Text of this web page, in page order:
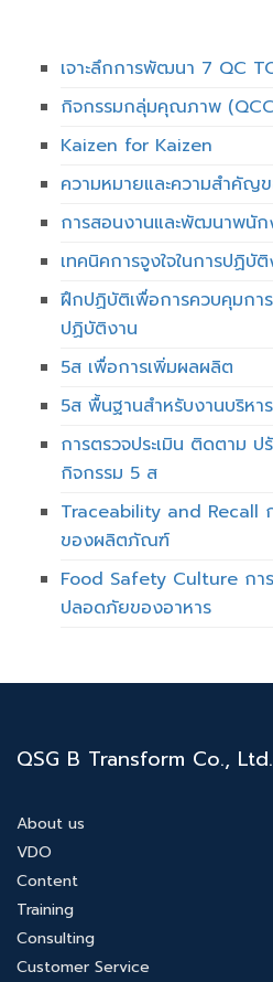
เจาะลึกการพัฒนา 7 QC
กิจกรรมกลุ่มคุณภาพ
Kaizen for Kaizen
ความหมายและความสำคัญ
การสอนงานและพัฒนาพนั
เทคนิคการจูงใจในการปฏิบั
ฝึกปฏิบัติเพื่อการควบคุมกา
ปฏิบัติงาน
5ส เพื่อการเพิ่มผลผลิต
5ส พื้นฐานสำหรับงานบริห
การตรวจประเมิน ติดตาม
กิจกรรม 5 ส
Traceability and Recall
ของผลิตภัณฑ์
Food Safety Culture กา
ปลอดภัยของอาหาร
QSG B Transform Co., Ltd.
About us
VDO
Content
Training
Consulting
Customer Service